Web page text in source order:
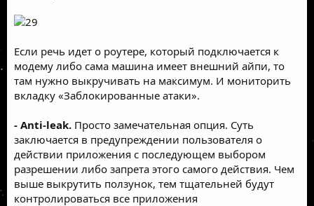
Если речь идет о роутере, который подключается к
модему либо сама машина имеет внешний айпи, то
там нужно выкручивать на максимум. И мониторить
вкладку «Заблокированные атаки».
- Anti-leak. Просто замечательная опция. Суть
заключается в предупреждении пользователя о
действии приложения с последующем выбором
разрешении либо запрета этого самого действия. Чем
выше выкрутить ползунок, тем тщательней будут
контролироваться все приложения